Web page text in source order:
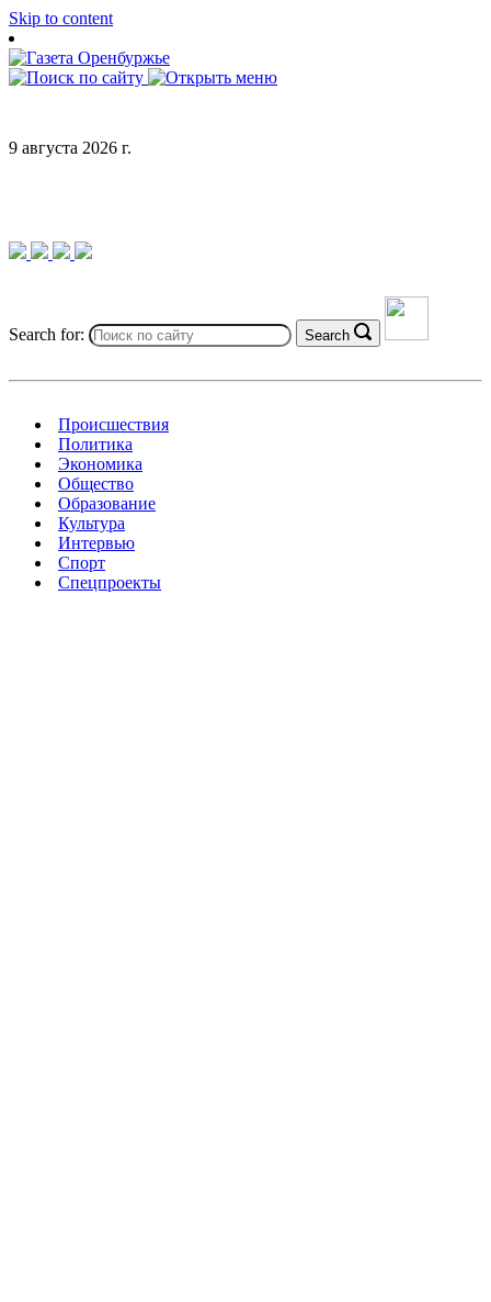
Skip to content
9 августа 2026 г.
Search for: Search
Происшествия
Политика
Экономика
Общество
Образование
Культура
Интервью
Спорт
Спецпроекты